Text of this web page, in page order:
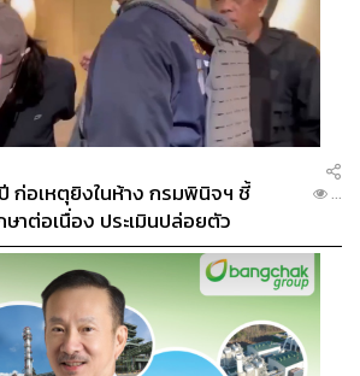
ก่อเหตุยิงในห้าง กรมพินิจฯ ชี้
าต่อเนื่อง ประเมินปล่อยตัว
...